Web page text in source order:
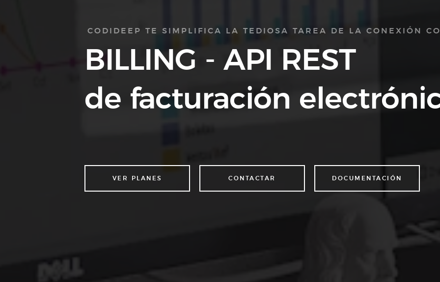
CODIDEEP TE SIMPLIFICA LA TEDIOSA TAREA DE LA CONEXIÓN
BILLING - API REST
de facturación
VER PLANES CONTACTAR DOCUMENTACIÓN